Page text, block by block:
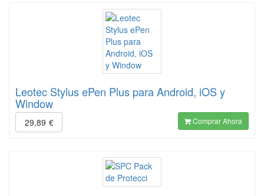
Leotec Stylus ePen Plus para Android, iOS y
Window
29,89 € Comprar Ahora